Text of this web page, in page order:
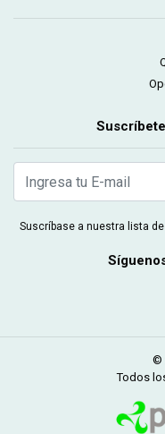
Suscríbase a nuestra lista
©
Todos